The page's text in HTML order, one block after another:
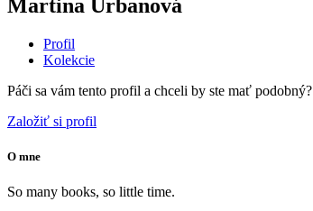
Martina Urbanová
Profil
Kolekcie
Páči sa vám tento profil a chceli by ste mať podobný?
Založiť si profil
O mne
So many books, so little time.